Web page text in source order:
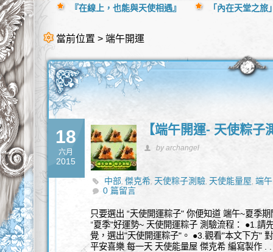
當前位置 > 端午開運
18
六月
2015
【端午開運- 天使粽子
by archangel
中部,傑克希, 天使粽子測驗, 天使能量屋,端
0 篇留言
只要選出 “天使開運粽子" 你便知道 端午~夏季
“夏季"好運勢~ 天使開運粽子 測驗流程： ●1.請
覺，選出"天使開運粽子"。 ●3.觀看"本文下方"
平安喜樂 每一天 天使能量屋 傑克希 編寫
『在線上，也能與天使相遇』 「內在天堂之